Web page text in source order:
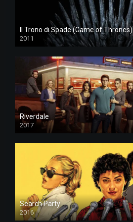
Il Trono di Spade (Game of Thrones)
2011
Riverdale
2017
Search Party
2016